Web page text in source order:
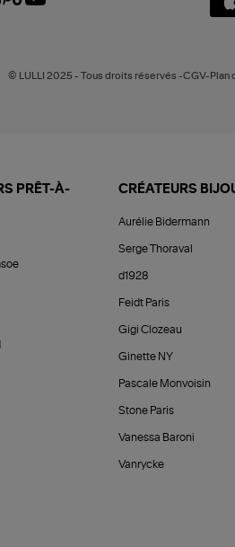
© LULLI 2025 - Tous droits réservés -CGV-
PRÊT-À-
CRÉATEURS
Aurélie Bidermann
Serge Thoraval
d1928
Feidt Paris
Gigi Clozeau
Ginette NY
Pascale Monvoisin
Stone Paris
Vanessa Baroni
Vanrycke